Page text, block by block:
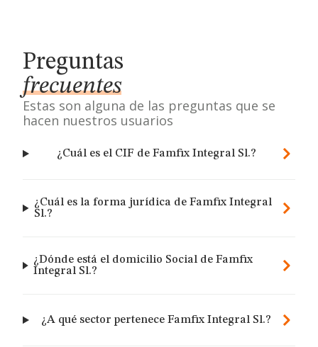
Preguntas
frecuentes
Estas son alguna de las preguntas que se
hacen nuestros usuarios
¿Cuál es el CIF de Famfix Integral Sl.?
¿Cuál es la forma jurídica de Famfix Integral
Sl.?
¿Dónde está el domicilio Social de Famfix
Integral Sl.?
¿A qué sector pertenece Famfix Integral Sl.?